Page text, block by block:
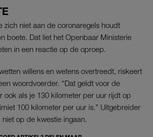
zich niet aan de coronaregels houdt
boete. Dat liet het Openbaar Ministerie
in een reactie op de oproep.
willens en wetens overtreedt, riskeert
woordvoerder. “Dat geldt voor de
ook als je 130 kilometer per uur rijdt op
100 kilometer per uur is.” Uitgebreider
op de kwestie ingaan.